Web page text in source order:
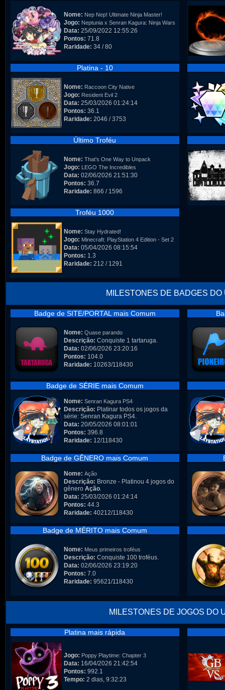
Nome: Nep Nep! Ultimate Ninja Master!
Jogo: Neptunia x Senran Kagura: Ninja Wars
Data: 25/09/2022 12:55:26
Pontos: 71.8
Raridade: 34 / 80
Platina - 10
Nome: Raccoon City Native
Jogo: Resident Evil 2
Data: 25/03/2026 01:24:14
Pontos: 36.1
Raridade: 2046 / 3753
Último Troféu
Nome: That's One Way to Unpack
Jogo: LEGO The Incredibles
Data: 02/06/2026 21:51:30
Pontos: 36.7
Raridade: 866 / 1596
Troféu 1000
Nome: Stay Hydrated!
Jogo: Minecraft: PlayStation 4 Edition - Set 2
Data: 05/04/2026 08:15:54
Pontos: 1.3
Raridade: 212 / 1291
MILESTONES DE BADGES DO
Badge de SITE/PORTAL mais Comum
Nome: Quase parando
Descrição: Conquiste 1 tartaruga.
Data: 02/06/2026 23:20:16
Pontos: 104.0
Raridade: 10263/118430
Badge de SÉRIE mais Comum
Nome: Senran Kagura PS4
Descrição: Platinar todos os jogos da
série: Senran Kagura PS4.
Data: 20/05/2026 08:01:01
Pontos: 396.8
Raridade: 12/118430
Badge de GÊNERO mais Comum
Nome: Ação
Descrição: Bronze - Platinou 4 jogos do
gênero Ação.
Data: 25/03/2026 01:24:14
Pontos: 44.3
Raridade: 40212/118430
Badge de MÉRITO mais Comum
Nome: Meus primeiros troféus
Descrição: Conquiste 100 troféus.
Data: 02/06/2026 23:19:20
Pontos: 7.0
Raridade: 95621/118430
MILESTONES DE JOGOS DO
Platina mais rápida
Jogo: Poppy Playtime: Chapter 3
Data: 16/04/2026 21:42:54
Pontos: 992.1
Tempo: 2 dias, 9:32:23